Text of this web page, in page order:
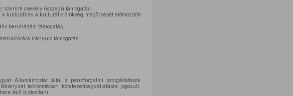
szerinti csekély összegű támogatás,
kultúrát és a kulturális örökség megőrzését előmozdító
beruházási támogatás,
irányuló támogatás,
Államkincstár által a pénzforgalmi szolgáltatások
tekintetében kötelezettségvállalásra jogosult,
kell biztosítani.